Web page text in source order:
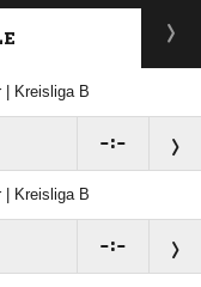
| Kreisliga B
:
| Kreisliga B
: